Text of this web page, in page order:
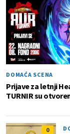
DOMAĆA SCENA
Prijave za letnji
TURNIR su
0